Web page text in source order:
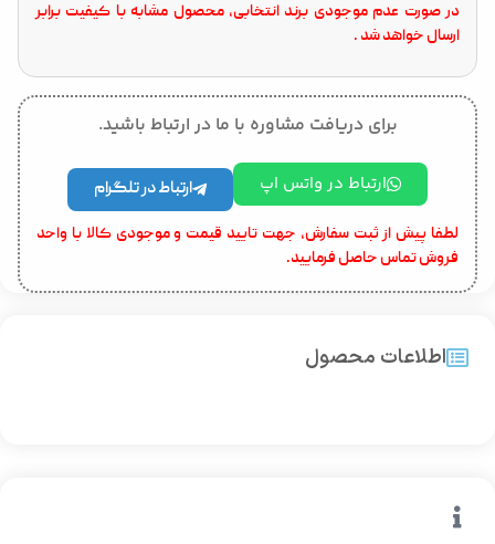
در صورت عدم موجودی برند انتخابی، محصول مشابه با کیفیت برابر
ارسال خواهد شد .
برای دریافت مشاوره با ما در ارتباط باشید.
ارتباط در واتس اپ ارتباط در تلگرام
لطفا پیش از ثبت سفارش، جهت تایید قیمت و موجودی کالا با واحد
فروش تماس حاصل فرمایید.
اطلاعات محصول